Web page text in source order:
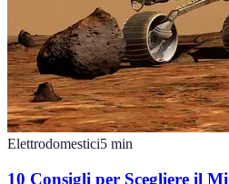
Elettrodomestici5 min
10 Consigli per Scegliere il